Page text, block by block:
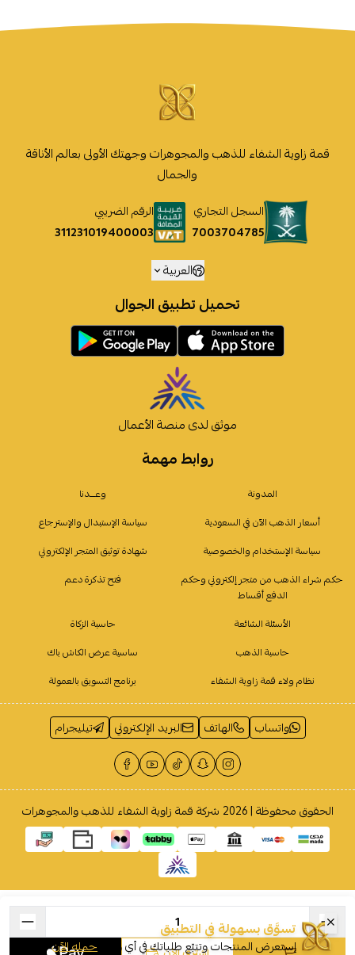
روابط مهمة
المدونة
وعـــدنا
أسعار الذهب الآن في السعودية
سياسة الإستبدال والإسترجاع
سياسة الإستخدام والخصوصية
شهادة توثيق المتجر الإلكتروني
حكم شراء الذهب من متجر إلكتروني وحكم
الدفع أقساط
فتح تذكرة دعم
الأسئلة الشائعة
حاسبة الزكاة
حاسبة الذهب
ساسية عرض الكاش باك
نظام ولاء قمة زاوية الشفاء
برنامج التسويق بالعمولة
قمة زاوية الشفاء للذهب والمجوهرات وجهتك الأولى بعالم الأناقة
والجمال
السجل التجاري
7003704785
الرقم الضريبي
311231019400003
العربية
تحميل تطبيق الجوال
موثق لدى منصة الأعمال
واتساب الهاتف البريد الإلكتروني تيليجرام
الحقوق محفوظة | 2026 شركة قمة زاوية الشفاء للذهب والمجوهرات
تسوَّق بسهولة في التطبيق
إستعرض المنتجات وتتبّع طلباتك في أي وقتحمله الآن